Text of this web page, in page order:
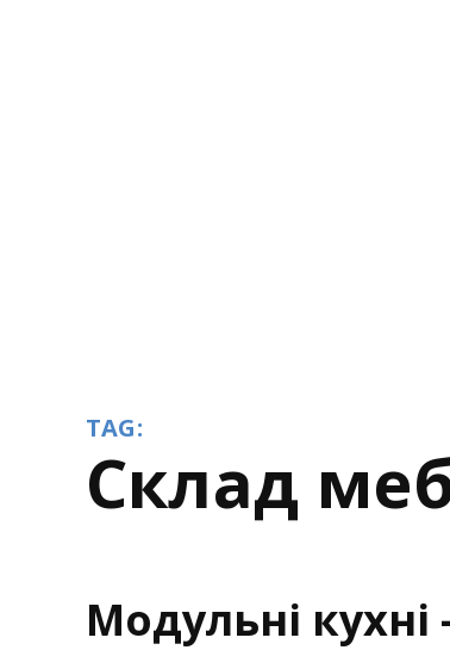
TAG:
склад
Модульні